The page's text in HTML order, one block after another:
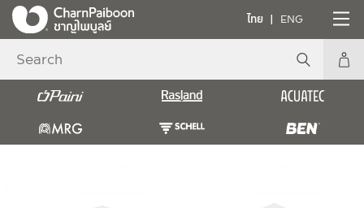
ไทย ENG